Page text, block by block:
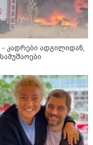
2026
სანაპიროზე ზღვამ
საფრენი აპარატის
გამორიყა
კადრები ადგილიდან,